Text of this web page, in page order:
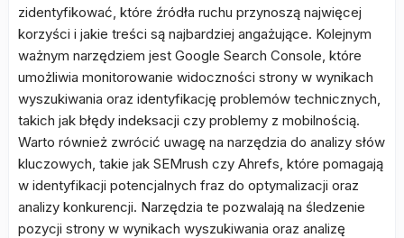
zidentyfikować, które źródła ruchu przynoszą najwięcej
korzyści i jakie treści są najbardziej angażujące. Kolejnym
ważnym narzędziem jest Google Search Console, które
umożliwia monitorowanie widoczności strony w wynikach
wyszukiwania oraz identyfikację problemów technicznych,
takich jak błędy indeksacji czy problemy z mobilnością.
Warto również zwrócić uwagę na narzędzia do analizy słów
kluczowych, takie jak SEMrush czy Ahrefs, które pomagają
w identyfikacji potencjalnych fraz do optymalizacji oraz
analizy konkurencji. Narzędzia te pozwalają na śledzenie
pozycji strony w wynikach wyszukiwania oraz analizę